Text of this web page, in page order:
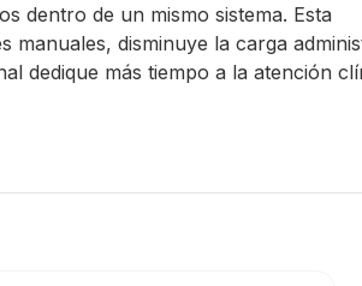
dentro de un mismo sistema. Esta
manuales, disminuye la carga
dedique más tiempo a la atención